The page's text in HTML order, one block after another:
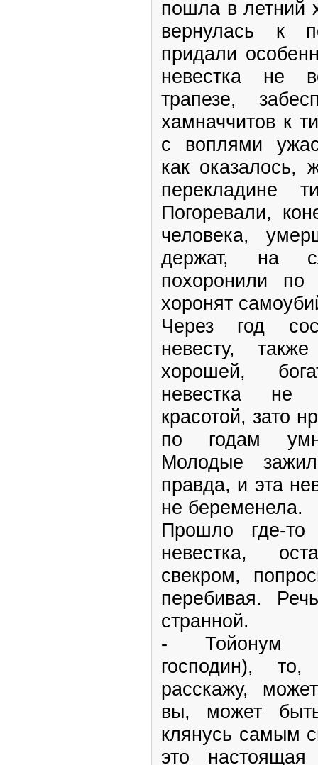
пошла в летний
вернулась к
придали
невестка не
трапезе,
хамначчитов к
с воплями
как оказалось,
перекладине
Погоревали,
человека,
держат, на
похоронили по
хоронят
Через год
невесту,
хорошей,
невестка не
красотой, зато
по годам
Молодые
правда, и эта
не беременела.
Прошло где-
невестка,
свекром,
перебивая.
странной.
- Тойонум
господин),
расскажу,
вы, может
клянусь самым
это